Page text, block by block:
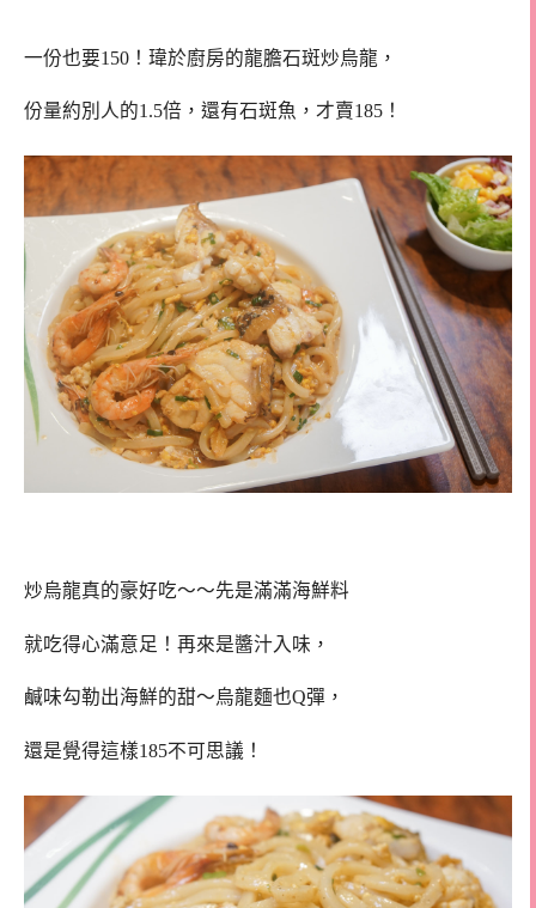
一份也要150！瑋於廚房的龍膽石斑炒烏龍，
份量約別人的1.5倍，還有石斑魚，才賣185！
炒烏龍真的豪好吃～～先是滿滿海鮮料
就吃得心滿意足！再來是醬汁入味，
鹹味勾勒出海鮮的甜～烏龍麵也Q彈，
還是覺得這樣185不可思議！